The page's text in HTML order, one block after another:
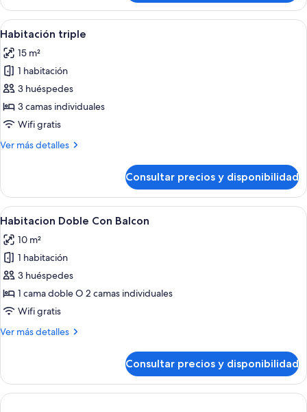
2
individuales
con
cama
o
2
individuales
Abrir
todas
las
fotos
de
Habitación
triple
Habitación de hotel con cama de
13
Habitación triple
15 m²
1 habitación
3 huéspedes
3 camas individuales
Wifi gratis
Ver más detalles
Más
triple
Consultar precios y disponibilidad
Abrir
todas
las
fotos
de
Habitacion
Doble
Balcon
Habitación de hotel con cama de
6
Habitacion Doble Con Balcon
10 m²
1 habitación
3 huéspedes
1 cama doble O 2 camas individuales
Wifi gratis
Ver más detalles
Más
Doble
Con
Balcon
Consultar precios y disponibilidad